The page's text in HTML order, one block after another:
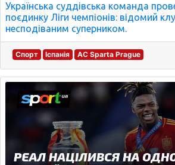
Українська суддівська команда
поєдинку Ліги чемпіонів: відомий
несподіваним суперником.
Спорт Іспанія AC Sparta Prague